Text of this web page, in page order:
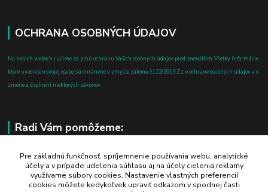
OCHRANA OSOBNÝCH ÚDAJOV
Na našich weboch ručíme za plnú ochranu Vašich osobných údajov pred zneužitím. Všetky informácie,
ktoré uvediete o svojej osobe, sú chránené v zmysle zákona č.122/2013 Z.z. o ochrane osobných údajov a o
zmene a doplnení niektorých zákonov.
Radi Vám pomôžeme:
+421 908 700 612
po-pia: 8.00 - 16.00
business@jtf.sk
Pre základnú funkčnosť, spríjemnenie používania webu, analytické
účely a v prípade udelenia súhlasu aj na účely cielenia reklamy
využívame súbory cookies. Nastavenie vlastných preferencií
cookies môžete kedykoľvek upraviť odkazom v spodnej časti